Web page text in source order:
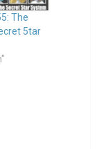
The
5tar